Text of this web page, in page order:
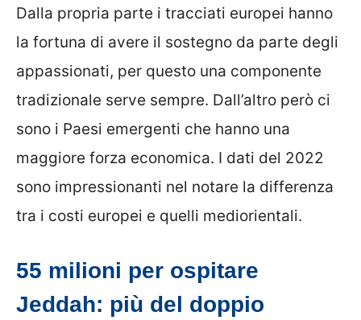
Dalla propria parte i tracciati europei hanno
la fortuna di avere il sostegno da parte degli
appassionati, per questo una componente
tradizionale serve sempre. Dall’altro però ci
sono i Paesi emergenti che hanno una
maggiore forza economica. I dati del 2022
sono impressionanti nel notare la differenza
tra i costi europei e quelli mediorientali.
55 milioni per ospitare
Jeddah: più del doppio